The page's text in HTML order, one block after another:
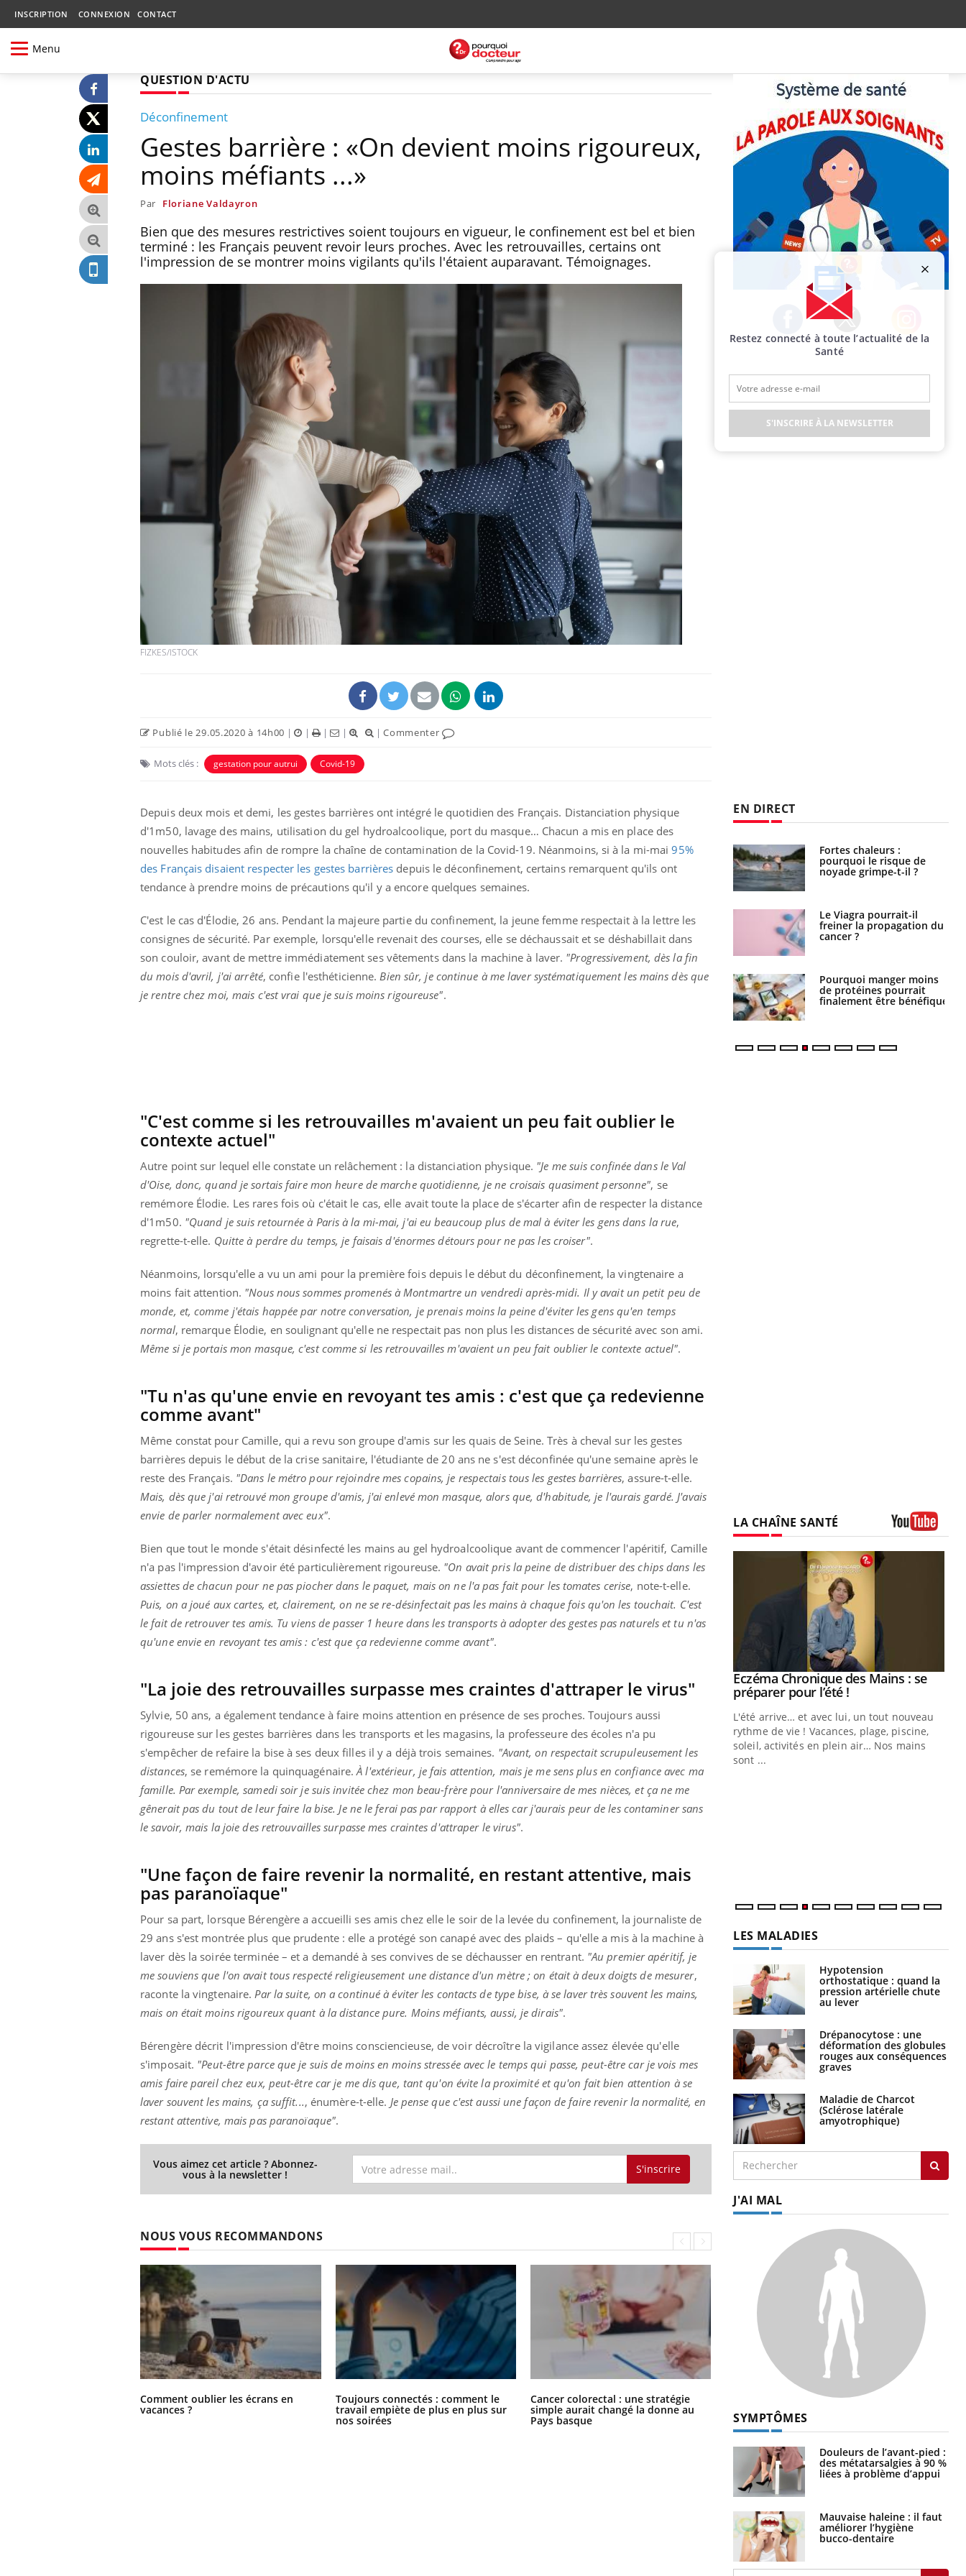
INSCRIPTION CONNEXION CONTACT
Menu
QUESTION D'ACTU
Déconfinement
Gestes barrière : «On devient moins rigoureux,
moins méfiants ...»
Par Floriane Valdayron
Bien que des mesures restrictives soient toujours en vigueur, le confinement est bel et bien
terminé : les Français peuvent revoir leurs proches. Avec les retrouvailles, certains ont
l'impression de se montrer moins vigilants qu'ils l'étaient auparavant. Témoignages.
FIZKES/ISTOCK
Publié le 29.05.2020 à 14h00 | | | | |Commenter
Mots clés : gestation pour autrui Covid-19
Depuis deux mois et demi, les gestes barrières ont intégré le quotidien des Français. Distanciation physique
d'1m50, lavage des mains, utilisation du gel hydroalcoolique, port du masque… Chacun a mis en place des
nouvelles habitudes afin de rompre la chaîne de contamination de la Covid-19. Néanmoins, si à la mi-mai95%
des Français disaient respecter les gestes barrières depuis le déconfinement, certains remarquent qu'ils ont
tendance à prendre moins de précautions qu'il y a encore quelques semaines.
C'est le cas d'Élodie, 26 ans. Pendant la majeure partie du confinement, la jeune femme respectait à la lettre les
consignes de sécurité. Par exemple, lorsqu'elle revenait des courses, elle se déchaussait et se déshabillait dans
son couloir, avant de mettre immédiatement ses vêtements dans la machine à laver. "Progressivement, dès la fin
du mois d'avril, j'ai arrêté, confie l'esthéticienne.Bien sûr, je continue à me laver systématiquement les mains dès que
je rentre chez moi, mais c'est vrai que je suis moins rigoureuse".
"C'est comme si les retrouvailles m'avaient un peu fait oublier le
contexte actuel"
Autre point sur lequel elle constate un relâchement : la distanciation physique. "Je me suis confinée dans le Val
d'Oise, donc, quand je sortais faire mon heure de marche quotidienne, je ne croisais quasiment personne", se
remémore Élodie. Les rares fois où c'était le cas, elle avait toute la place de s'écarter afin de respecter la distance
d'1m50. "Quand je suis retournée à Paris à la mi-mai, j'ai eu beaucoup plus de mal à éviter les gens dans la rue,
regrette-t-elle. Quitte à perdre du temps, je faisais d'énormes détours pour ne pas les croiser".
Néanmoins, lorsqu'elle a vu un ami pour la première fois depuis le début du déconfinement, la vingtenaire a
moins fait attention. "Nous nous sommes promenés à Montmartre un vendredi après-midi. Il y avait un petit peu de
monde, et, comme j'étais happée par notre conversation, je prenais moins la peine d'éviter les gens qu'en temps
normal, remarque Élodie, en soulignant qu'elle ne respectait pas non plus les distances de sécurité avec son ami.
Même si je portais mon masque, c'est comme si les retrouvailles m'avaient un peu fait oublier le contexte actuel".
"Tu n'as qu'une envie en revoyant tes amis : c'est que ça redevienne
comme avant"
Même constat pour Camille, qui a revu son groupe d'amis sur les quais de Seine. Très à cheval sur les gestes
barrières depuis le début de la crise sanitaire, l'étudiante de 20 ans ne s'est déconfinée qu'une semaine après le
reste des Français. "Dans le métro pour rejoindre mes copains, je respectais tous les gestes barrières, assure-t-elle.
Mais, dès que j'ai retrouvé mon groupe d'amis, j'ai enlevé mon masque, alors que, d'habitude, je l'aurais gardé. J'avais
envie de parler normalement avec eux".
Bien que tout le monde s'était désinfecté les mains au gel hydroalcoolique avant de commencer l'apéritif, Camille
n'a pas l'impression d'avoir été particulièrement rigoureuse. "On avait pris la peine de distribuer des chips dans les
assiettes de chacun pour ne pas piocher dans le paquet, mais on ne l'a pas fait pour les tomates cerise, note-t-elle.
Puis, on a joué aux cartes, et, clairement, on ne se re-désinfectait pas les mains à chaque fois qu'on les touchait. C'est
le fait de retrouver tes amis. Tu viens de passer 1 heure dans les transports à adopter des gestes pas naturels et tu n'as
qu'une envie en revoyant tes amis : c'est que ça redevienne comme avant".
"La joie des retrouvailles surpasse mes craintes d'attraper le virus"
Sylvie, 50 ans, a également tendance à faire moins attention en présence de ses proches. Toujours aussi
rigoureuse sur les gestes barrières dans les transports et les magasins, la professeure des écoles n'a pu
s'empêcher de refaire la bise à ses deux filles il y a déjà trois semaines. "Avant, on respectait scrupuleusement les
distances, se remémore la quinquagénaire.À l'extérieur, je fais attention, mais je me sens plus en confiance avec ma
famille. Par exemple, samedi soir je suis invitée chez mon beau-frère pour l'anniversaire de mes nièces, et ça ne me
gênerait pas du tout de leur faire la bise. Je ne le ferai pas par rapport à elles car j'aurais peur de les contaminer sans
le savoir, mais la joie des retrouvailles surpasse mes craintes d'attraper le virus".
"Une façon de faire revenir la normalité, en restant attentive, mais
pas paranoïaque"
Pour sa part, lorsque Bérengère a accueilli ses amis chez elle le soir de la levée du confinement, la journaliste de
29 ans s'est montrée plus que prudente : elle a protégé son canapé avec des plaids – qu'elle a mis à la machine à
laver dès la soirée terminée – et a demandé à ses convives de se déchausser en rentrant. "Au premier apéritif, je
me souviens que l'on avait tous respecté religieusement une distance d'un mètre ; on était à deux doigts de mesurer,
raconte la vingtenaire.Par la suite, on a continué à éviter les contacts de type bise, à se laver très souvent les mains,
mais on était moins rigoureux quant à la distance pure. Moins méfiants, aussi, je dirais".
Bérengère décrit l'impression d'être moins consciencieuse, de voir décroître la vigilance assez élevée qu'elle
s'imposait. "Peut-être parce que je suis de moins en moins stressée avec le temps qui passe, peut-être car je vois mes
amis faire pareil chez eux, peut-être car je me dis que, tant qu'on évite la proximité et qu'on fait bien attention à se
laver souvent les mains, ça suffit..., énumère-t-elle. Je pense que c'est aussi une façon de faire revenir la normalité, en
restant attentive, mais pas paranoïaque".
Vous aimez cet article ? Abonnez-
vous à la newsletter ! S'inscrire
NOUS VOUS RECOMMANDONS
Comment oublier les écrans en
vacances ?
Toujours connectés : comment le
travail empiète de plus en plus sur
nos soirées
Cancer colorectal : une stratégie
simple aurait changé la donne au
Pays basque
Chikungunya, dengue, West Nile :
France ?
Facebook Twitter Instagram
EN DIRECT
Chikungunya, dengue,
t-il dans le sud de la
France ?
Les médicaments GLP-1
protègent-ils aussi les os
?
Cytomégalovirus : ce qui
change dans la prise en
charge des femmes
La sieste empêche-t-elle
VIH : la fin du comprimé
tous les jours se profile-t-
elle enfin ?
Pourquoi votre ventre
gâche-t-il les premiers
jours de vos vacances ?
Fortes chaleurs :
pourquoi le risque de
noyade grimpe-t-il ?
Le Viagra pourrait-il
freiner la propagation du
cancer ?
Pourquoi manger moins
de protéines pourrait
finalement être bénéfique
Grossesse et chaleur : ce
que dit la science
Le smartphone nuit-il à
l'apprentissage de la
lecture ?
Mordue par une tique en
vacances, elle reste dans
le coma pendant 42 jours
LA CHAÎNE SANTÉ
Carence en fer : comprendre pour
Youtube
Fatigue, irritabilité, brouillard mental ou
même alopécie… Les symptômes de la
carence en fer sont multiples ce qui la rend
Insuline & Charge mentale : et si on
osait en parler??Youtube
En 2026, l'insuline dans le diabète de type 2
reste entourée d'idées reçues chez les
patients comme parfois chez les soignants.
Youtube
Eczéma Chronique des Mains : se
préparer pour l’été !Youtube
L'été arrive… et avec lui, un tout nouveau
rythme de vie ! Vacances, plage, piscine,
soleil, activités en plein air… Nos mains
sont ...
LES MALADIES
Hypotension
orthostatique : quand la
pression artérielle chute
au lever
Drépanocytose : une
déformation des globules
rouges aux conséquences
graves
Maladie de Charcot
(Sclérose latérale
amyotrophique)
J'AI MAL
SYMPTÔMES
Douleurs de l’avant-pied :
des métatarsalgies à 90 %
liées à problème d’appui
Mauvaise haleine : il faut
améliorer l’hygiène
bucco-dentaire
Restez connecté à toute l’actualité de la
Santé
S'INSCRIRE À LA NEWSLETTER